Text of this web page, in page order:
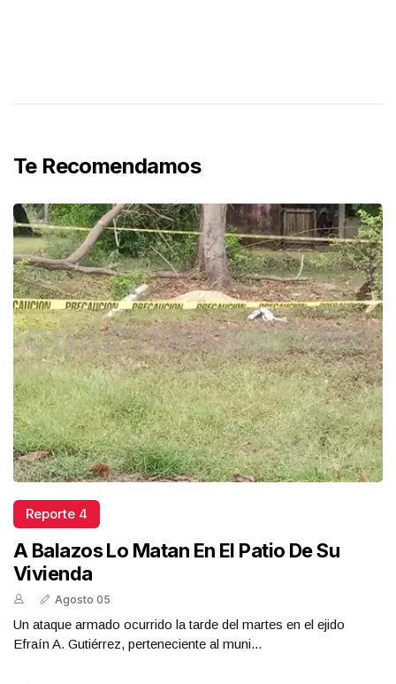
Te Recomendamos
Reporte 4
A Balazos Lo Matan En El Patio De Su
Vivienda
Agosto 05
Un ataque armado ocurrido la tarde del martes en el ejido
Efraín A. Gutiérrez, perteneciente al muni...